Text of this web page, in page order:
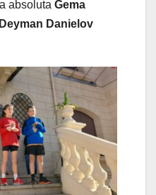
absoluta Gema
Deyman Danielov